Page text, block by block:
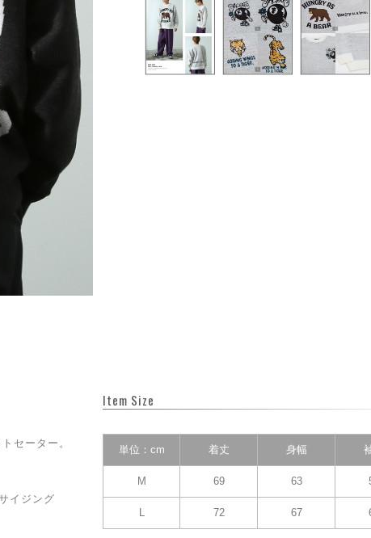
セーター。
イジング
Item Size
単位：cm 着丈 身幅
M 69 63
L 72 67